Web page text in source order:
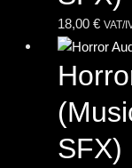
18,00 € VAT/
SFX)